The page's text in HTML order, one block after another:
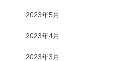
2023年5月
2023年4月
2023年3月